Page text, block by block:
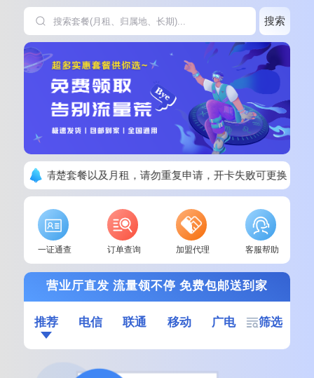
搜索
下单请看清楚套餐以及月租，请勿重复申请，开卡失败可更换其他
一证通查 订单查询 加盟代理 客服帮助
营业厅直发 流量领不停 免费包邮送到家
推荐 电信 联通 移动 广电 筛选